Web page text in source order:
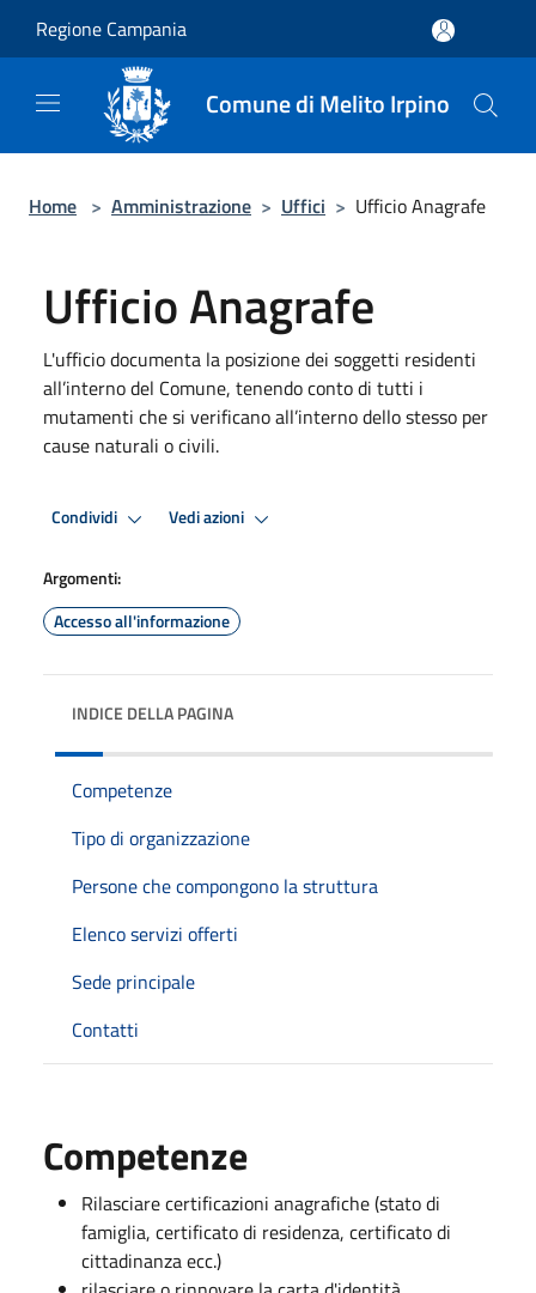
Regione Campania
Comune di Melito Irpino
Home > Amministrazione > Uffici > Ufficio Anagrafe
Ufficio Anagrafe
L'ufficio documenta la posizione dei soggetti residenti
all’interno del Comune, tenendo conto di tutti i
mutamenti che si verificano all’interno dello stesso per
cause naturali o civili.
Condividi Vedi azioni
Argomenti:
Accesso all'informazione
INDICE DELLA PAGINA
Competenze
Tipo di organizzazione
Persone che compongono la struttura
Elenco servizi offerti
Sede principale
Contatti
Competenze
Rilasciare certificazioni anagrafiche (stato di
famiglia, certificato di residenza, certificato di
cittadinanza ecc.)